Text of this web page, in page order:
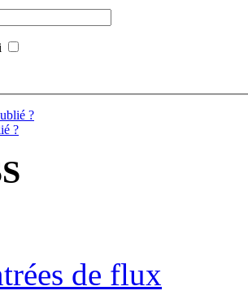
?
?
de flux